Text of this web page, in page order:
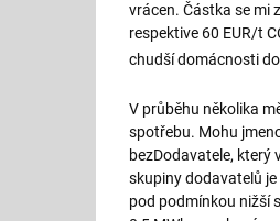
vrácen. Částka se mi
respektive 60 EUR/t
chudší domácnosti
V průběhu několika
spotřebu. Mohu
bezDodavatele,
skupiny dodavatelů
pod podmínkou nižší